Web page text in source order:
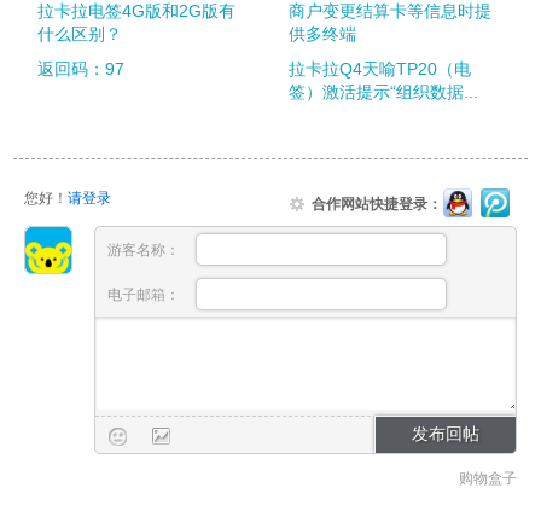
拉卡拉电签4G版和2G版有
什么区别？
商户变更结算卡等信息时提
供多终端
返回码：97
拉卡拉Q4天喻TP20（电
签）激活提示“组织数据...
您好！ 请登录 合作网站快捷登录：
游客名称：
电子邮箱：
购物盒子